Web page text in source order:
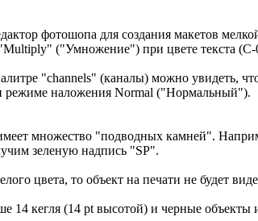
фотошопа для создания макетов
("Умножение") при цвете текста
"channels" (каналы) можно
режиме наложения Normal ("Нормальный").
множество "подводных камней".
зеленую надпись "SP".
цвета, то объект на печати не будет
14 кегля (14 pt высотой) и черные